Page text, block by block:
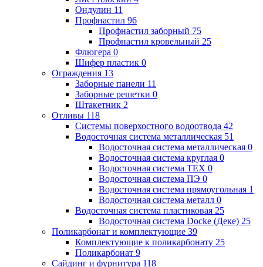
Ондулин 11
Профнастил 96
Профнастил заборный 75
Профнастил кровельный 25
Флюгера 0
Шифер пластик 0
Ограждения 13
Заборные панели 11
Заборные решетки 0
Штакетник 2
Отливы 118
Системы поверхостного водоотвода 42
Водосточная система металлическая 51
Водосточная система металлическая 0
Водосточная система круглая 0
Водосточная система ТЕХ 0
Водосточная система ПЭ 0
Водосточная система прямоугольная 1
Водосточная система металл 0
Водосточная система пластиковая 25
Водосточная система Docke (Деке) 25
Поликарбонат и комплектующие 39
Комплектующие к поликарбонату 25
Поликарбонат 9
Сайдинг и фурнитура 118